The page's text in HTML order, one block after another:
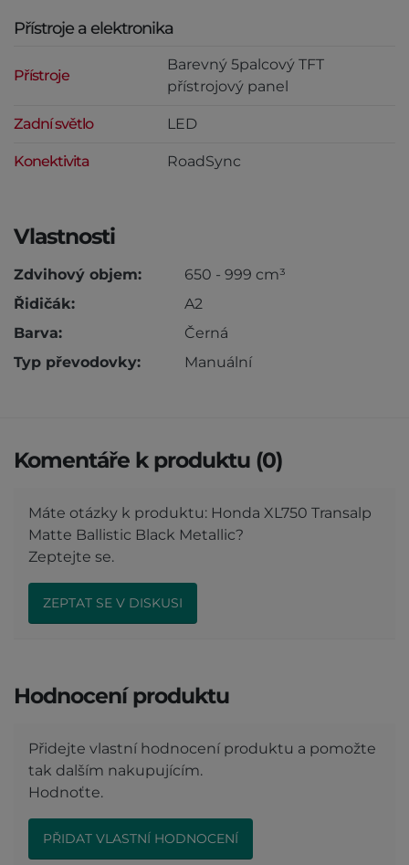
Přístroje a elektronika
Přístroje
Barevný 5palcový TFT
přístrojový panel
Zadní světlo LED
Konektivita RoadSync
Vlastnosti
Zdvihový objem:
650 - 999 cm³
Řidičák:
A2
Barva:
Černá
Typ převodovky:
Manuální
Komentáře k produktu (0)
Máte otázky k produktu: Honda XL750 Transalp
Matte Ballistic Black Metallic?
Zeptejte se.
ZEPTAT SE V DISKUSI
Hodnocení produktu
Přidejte vlastní hodnocení produktu a pomožte
tak dalším nakupujícím.
Hodnoťte.
PŘIDAT VLASTNÍ HODNOCENÍ